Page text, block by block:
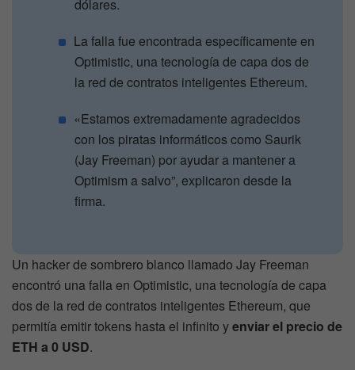
dólares.
La falla fue encontrada específicamente en
Optimistic, una tecnología de capa dos de
la red de contratos inteligentes Ethereum.
«Estamos extremadamente agradecidos
con los piratas informáticos como Saurik
(Jay Freeman) por ayudar a mantener a
Optimism a salvo”, explicaron desde la
firma.
Un hacker de sombrero blanco llamado Jay Freeman
encontró una falla en Optimistic, una tecnología de capa
dos de la red de contratos inteligentes Ethereum, que
permitía emitir tokens hasta el infinito yenviar el precio de
ETH a 0 USD.